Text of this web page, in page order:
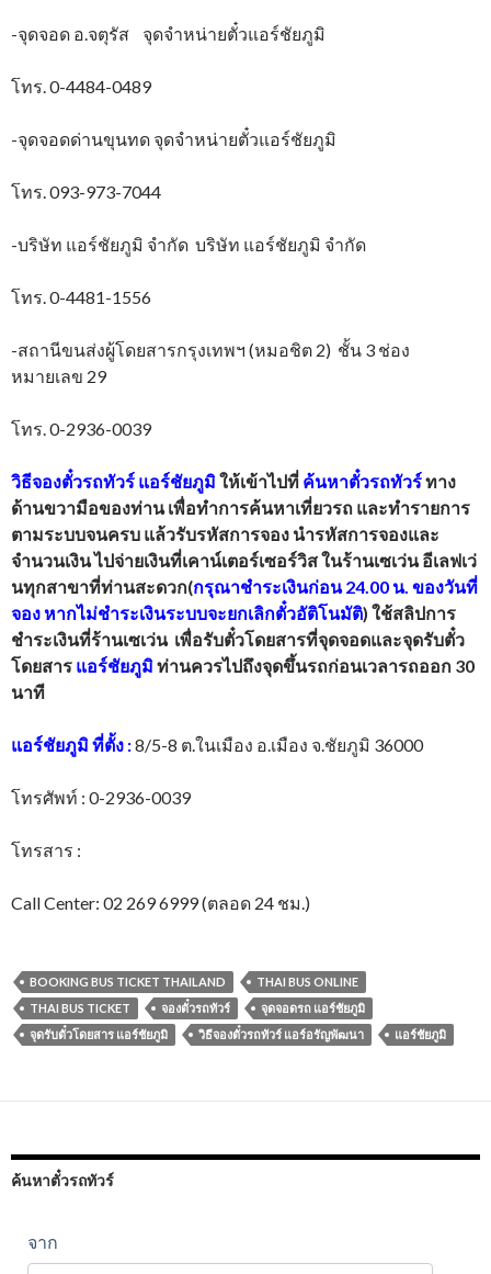
-จุดจอด อ.จตุรัส จุดจำหน่ายตั๋วแอร์ชัยภูมิ
โทร. 0-4484-0489
-จุดจอดด่านขุนทด จุดจำหน่ายตั๋วแอร์ชัยภูมิ
โทร. 093-973-7044
-บริษัท แอร์ชัยภูมิ จำกัด บริษัท แอร์ชัยภูมิ จำกัด
โทร. 0-4481-1556
-สถานีขนส่งผู้โดยสารกรุงเทพฯ (หมอชิต 2) ชั้น 3 ช่อง
หมายเลข 29
โทร. 0-2936-0039
วิธีจองตั๋วรถทัวร์ แอร์ชัยภูมิให้เข้าไปที่ ค้นหาตั๋วรถทัวร์ทาง
ด้านขวามือของท่าน เพื่อทำการค้นหาเที่ยวรถ และทำรายการ
ตามระบบจนครบ แล้วรับรหัสการจอง นำรหัสการจองและ
จำนวนเงิน ไปจ่ายเงินที่เคาน์เตอร์เซอร์วิส ในร้านเซเว่น อีเลฟเว่
นทุกสาขาที่ท่านสะดวก(กรุณาชำระเงินก่อน 24.00 น. ของวันที่
จอง หากไม่ชำระเงินระบบจะยกเลิกตั๋วอัติโนมัติ) ใช้สลิปการ
ชำระเงินที่ร้านเซเว่น เพื่อรับตั๋วโดยสารที่จุดจอดและจุดรับตั๋ว
โดยสาร แอร์ชัยภูมิท่านควรไปถึงจุดขึ้นรถก่อนเวลารถออก 30
นาที
แอร์ชัยภูมิที่ตั้ง :8/5-8 ต.ในเมือง อ.เมือง จ.ชัยภูมิ 36000
โทรศัพท์ : 0-2936-0039
โทรสาร :
Call Center: 02 269 6999 (ตลอด 24 ชม.)
BOOKING BUS TICKET THAILAND
THAI BUS ONLINE
THAI BUS TICKET
จองตั๋วรถทัวร์
จุดจอดรถ แอร์ชัยภูมิ
จุดรับตั๋วโดยสาร แอร์ชัยภูมิ
วิธีจองตั๋วรถทัวร์ แอร์อรัญพัฒนา แอร์ชัยภูมิ
ค้นหาตั๋วรถทัวร์